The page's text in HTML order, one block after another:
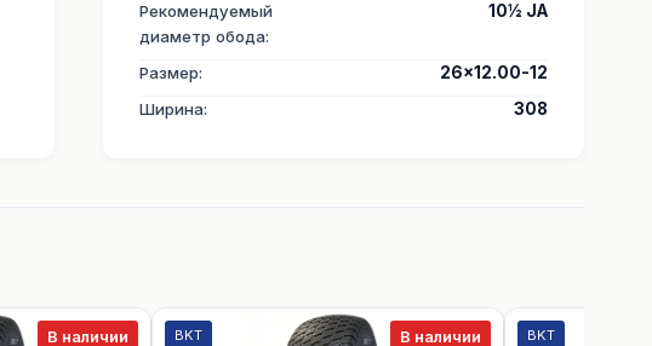
Рекомендуемый
диаметр обода:
10½ JA
Размер:
26x12.00-12
Ширина: 308
В наличии В наличии
BKT BKT